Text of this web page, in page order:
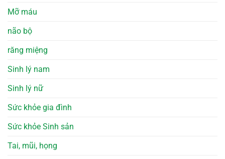
Mỡ máu
não bộ
răng miệng
Sinh lý nam
Sinh lý nữ
Sức khỏe gia đình
Sức khỏe Sinh sản
Tai, mũi, họng